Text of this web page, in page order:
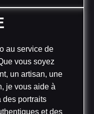
au service de
vous soyez
un artisan, une
je vous aide à
des portraits
et des